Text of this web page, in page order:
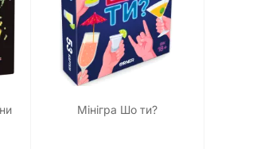
Мінігра Шо ти?